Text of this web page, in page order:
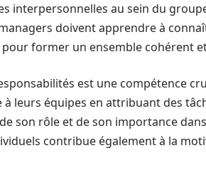
interpersonnelles au sein du
doivent apprendre à
former un ensemble cohérent
est une compétence
leurs équipes en attribuant des
son rôle et de son importance
contribue également à la